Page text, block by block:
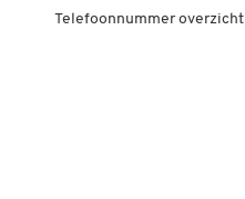
Telefoonnummer overzicht